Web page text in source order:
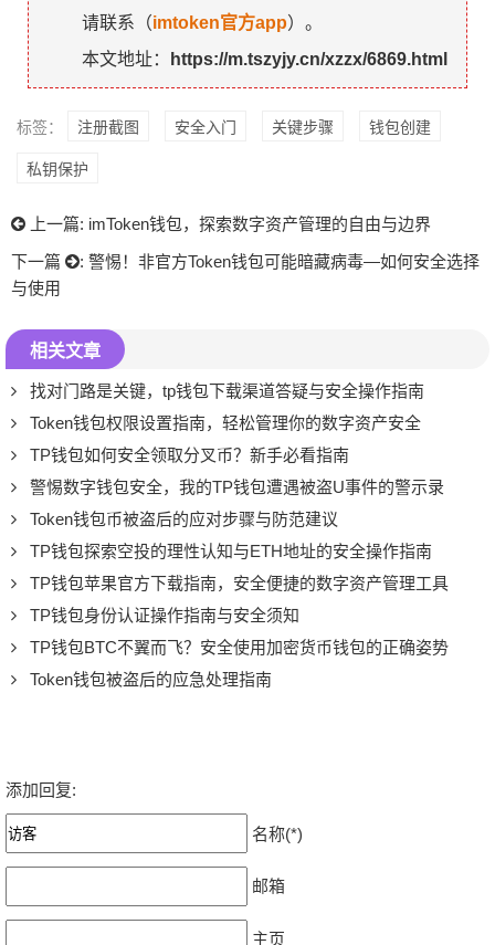
请联系（imtoken官方app）。
本文地址：
https://m.tszyjy.cn/xzzx/6869.html
标签： 注册截图 安全入门 关键步骤 钱包创建
私钥保护
上一篇: imToken钱包，探索数字资产管理的自由与边界
下一篇
: 警惕！非官方Token钱包可能暗藏病毒—如何安全选择
与使用
相关文章
找对门路是关键，tp钱包下载渠道答疑与安全操作指南
Token钱包权限设置指南，轻松管理你的数字资产安全
TP钱包如何安全领取分叉币？新手必看指南
警惕数字钱包安全，我的TP钱包遭遇被盗U事件的警示录
Token钱包币被盗后的应对步骤与防范建议
TP钱包探索空投的理性认知与ETH地址的安全操作指南
TP钱包苹果官方下载指南，安全便捷的数字资产管理工具
TP钱包身份认证操作指南与安全须知
TP钱包BTC不翼而飞？安全使用加密货币钱包的正确姿势
Token钱包被盗后的应急处理指南
添加回复:
名称(*)
邮箱
主页